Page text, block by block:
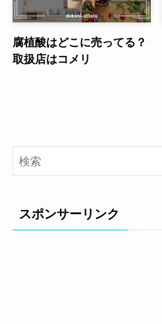
腐植酸はどこに売ってる？
取扱店はコメリ
スポンサーリンク